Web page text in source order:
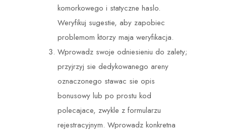
komorkowego i statyczne haslo.
Weryfikuj sugestie, aby zapobiec
problemom ktorzy maja weryfikacja.
Wprowadz swoje odniesieniu do zalety;
przyjrzyj sie dedykowanego areny
oznaczonego stawac sie opis
bonusowy lub po prostu kod
polecajace, zwykle z formularzu
rejestracyjnym. Wprowadz konkretna